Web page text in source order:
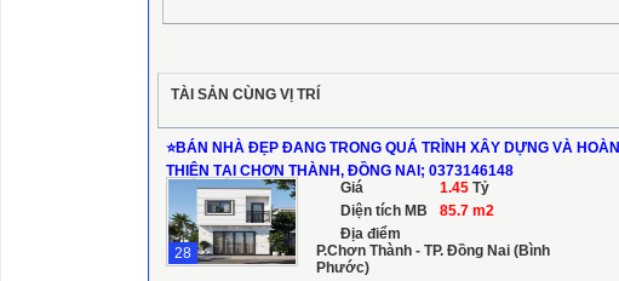
TÀI SẢN CÙNG VỊ TRÍ
⭐️BÁN NHÀ ĐẸP ĐANG TRONG QUÁ TRÌNH XÂY DỰNG VÀ HOÀN
THIỆN TẠI CHƠN THÀNH, ĐỒNG NAI; 0373146148
28
Giá 1.45 Tỷ
Diện tích MB
85.7 m2
Địa điểm
P.Chơn Thành - TP. Đồng Nai (Bình
Phước)